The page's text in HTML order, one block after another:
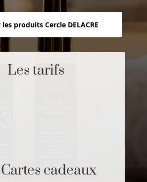
produits Cercle DELACRE
Les tarifs
cadeaux